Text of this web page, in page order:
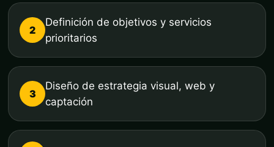
2
Definición de objetivos y servicios
prioritarios
3
Diseño de estrategia visual, web y
captación